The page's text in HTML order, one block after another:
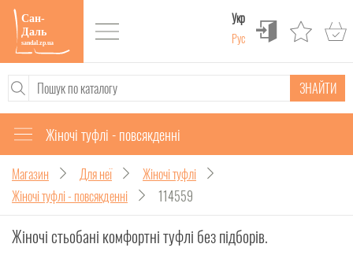
Укр
Рус
ЗНАЙТИ
Жіночі туфлі - повсякденні
Магазин Для неї
Жіночі туфлі
Жіночі туфлі - повсякденні
114559
Жіночі стьобані комфортні туфлі без підборів.